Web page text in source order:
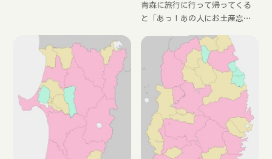
という人も最近では増えていま
青森に旅行に行って帰ってくる
と「あっ！あの人にお土産忘れ
んか？もしくは現地では見るだ
けにして、お土産は買わないと
いう人も最近では増えていま
す。